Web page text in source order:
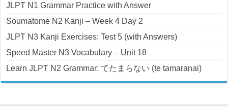
JLPT N1 Grammar Practice with Answer
Soumatome N2 Kanji – Week 4 Day 2
JLPT N3 Kanji Exercises: Test 5 (with Answers)
Speed Master N3 Vocabulary – Unit 18
Learn JLPT N2 Grammar: てたまらない (te tamaranai)